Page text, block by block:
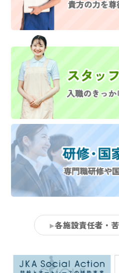
各施設責任者・